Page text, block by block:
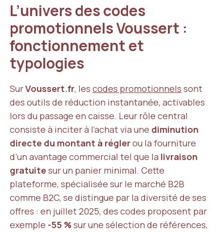
L’univers des codes
promotionnels Voussert :
fonctionnement et
typologies
SurVoussert.fr, les codes promotionnels sont
des outils de réduction instantanée, activables
lors du passage en caisse. Leur rôle central
consiste à inciter à l’achat via une diminution
directe du montant à réglerou la fourniture
d’un avantage commercial tel que la livraison
gratuite sur un panier minimal. Cette
plateforme, spécialisée sur le marché B2B
comme B2C, se distingue par la diversité de ses
offres : en juillet 2025, des codes proposent par
exemple -55 %sur une sélection de références,